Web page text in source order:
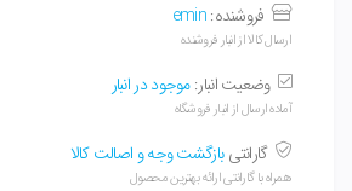
فروشنده:emin
ارسال کالا از انبار فروشنده
وضعیت انبار:موجود در انبار
آماده ارسال از انبار فروشگاه
گارانتیبازگشت وجه و اصالت کالا
همراه با گارانتی ارائه بهترین محصول